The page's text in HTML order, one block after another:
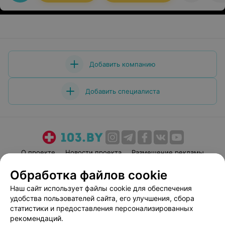
Добавить компанию
Добавить специалиста
О проекте Новости проекта
Размещение рекламы
Пользовательское соглашение
Способы оплаты
Вакансии
Партнеры
Написать руководителю 103.by
Обработка файлов cookie
Наш сайт использует файлы cookie для обеспечения
удобства пользователей сайта, его улучшения, сбора
статистики и предоставления персонализированных
рекомендаций.